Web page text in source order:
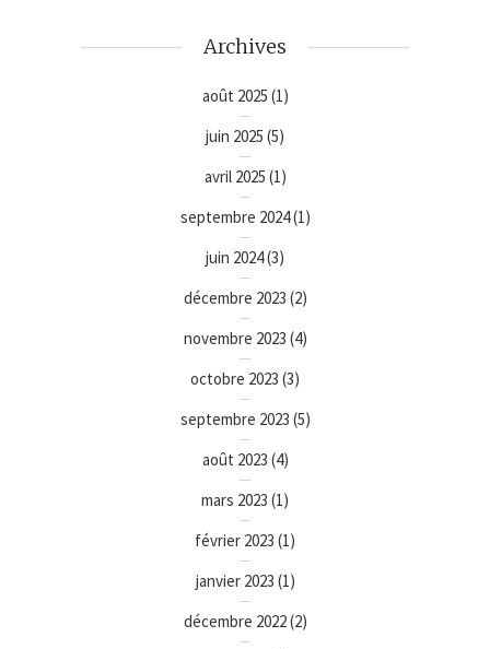
Archives
août 2025 (1)
juin 2025 (5)
avril 2025 (1)
septembre 2024(1)
juin 2024(3)
décembre 2023 (2)
novembre 2023 (4)
octobre 2023 (3)
septembre 2023 (5)
août 2023 (4)
mars 2023 (1)
février 2023 (1)
janvier 2023 (1)
décembre 2022(2)